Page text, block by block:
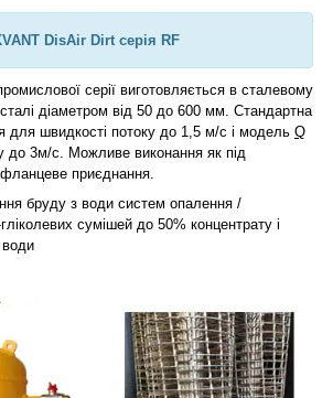
DisAir Dirt серія RF
серії виготовляється в сталевому
сталі діаметром від 50 до 600 мм. Стандартна
для швидкості потоку до 1,5 м/с і модель Q
до 3м/c. Можливе виконання як під
фланцеве приєднання.
бруду з води систем опалення /
сумішей до 50% концентрату і
води